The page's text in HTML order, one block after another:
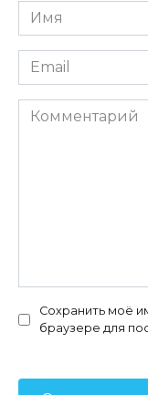
Имя
*
Email
*
Комментарий
Сохранить моё
браузере для